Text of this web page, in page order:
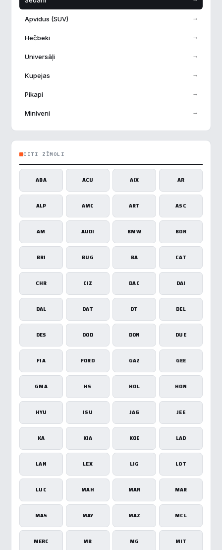
Apvidus (SUV) →
Hečbeki →
Universāļi →
Kupejas →
Pikapi →
Miniveni →
CITI ZĪMOLI
ABA ACU AIX AR
ALP AMC ART ASC
AM AUDI BMW BOR
BRI BUG BA CAT
CHR CIZ DAC DAI
DAL DAT DT DEL
DES DOD DON DUE
FIA FORD GAZ GEE
GMA HS HOL HON
HYU ISU JAG JEE
KA KIA KOE LAD
LAN LEX LIG LOT
LUC MAH MAR MAR
MAS MAY MAZ MCL
MERC MB MG MIT